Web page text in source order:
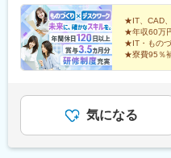
前、五島町駅
モート案件あり）◎転居
る場合以外ありません※受
尾駅、水島駅、通津駅、
県)、東広島駅、山西駅、
府)、東山・おかでんミュ
堺筋本町駅、鷹野橋駅、
一丁目駅、錦糸町駅、検
六本木駅、伊予大洲駅、
東比恵駅、渡辺橋駅、淀
池駅(福岡県)、上鳥羽口
5000円
★IT、CAD
★年収60万
★IT・もの
★寮費95％
気になる